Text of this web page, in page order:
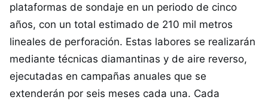
plataformas de sondaje en un periodo de cinco
años, con un total estimado de 210 mil metros
lineales de perforación. Estas labores se realizarán
mediante técnicas diamantinas y de aire reverso,
ejecutadas en campañas anuales que se
extenderán por seis meses cada una. Cada